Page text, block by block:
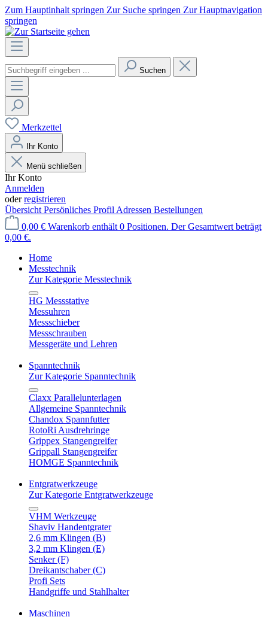
Zum Hauptinhalt springen Zur Suche springen Zur Hauptnavigation
springen
Suchen
Merkzettel
Ihr Konto
Menü schließen
Ihr Konto
Anmelden
oderregistrieren
Übersicht Persönliches Profil Adressen Bestellungen
0,00 € Warenkorb enthält 0 Positionen. Der Gesamtwert beträgt
0,00 €.
Home
Messtechnik
Zur Kategorie Messtechnik
HG Messstative
Messuhren
Messschieber
Messschrauben
Messgeräte und Lehren
Spanntechnik
Zur Kategorie Spanntechnik
Claxx Parallelunterlagen
Allgemeine Spanntechnik
Chandox Spannfutter
RotoRi Ausdrehringe
Grippex Stangengreifer
Grippall Stangengreifer
HOMGE Spanntechnik
Entgratwerkzeuge
Zur Kategorie Entgratwerkzeuge
VHM Werkzeuge
Shaviv Handentgrater
2,6 mm Klingen (B)
3,2 mm Klingen (E)
Senker (F)
Dreikantschaber (C)
Profi Sets
Handgriffe und Stahlhalter
Maschinen